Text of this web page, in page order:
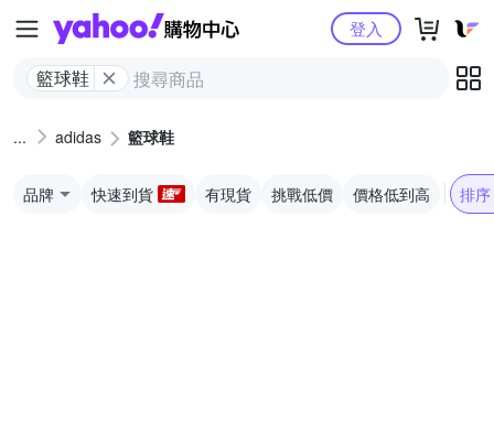
Yahoo購物中心
籃球鞋
登入
adidas 籃球鞋
品牌 快速到貨 有現貨 挑戰低價 價格低到高 排序